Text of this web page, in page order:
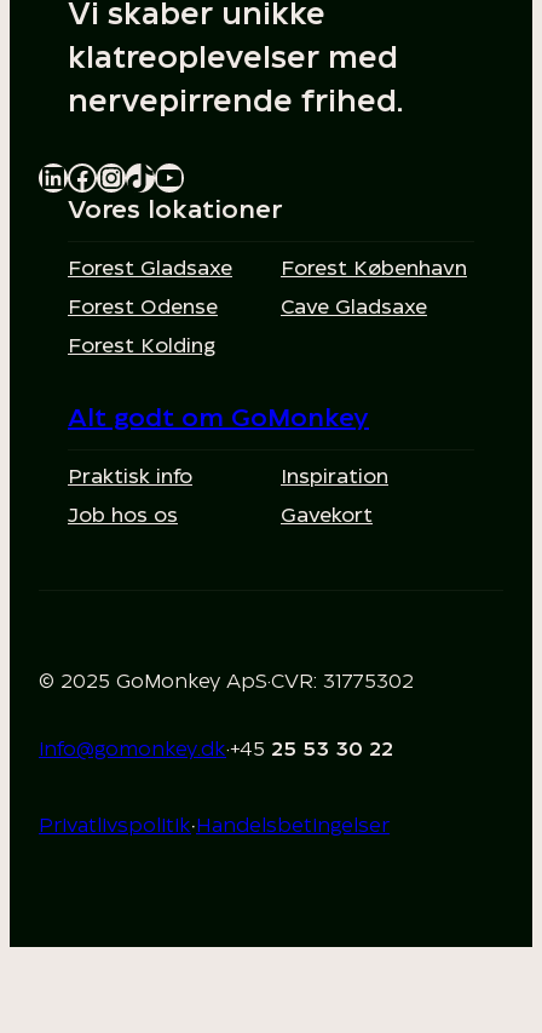
Vi skaber unikke
klatreoplevelser med
nervepirrende frihed.
LinkedIn Facebook InstagramTikTok YouTube
Vores lokationer
Forest Gladsaxe Forest København
Forest Odense Cave Gladsaxe
Forest Kolding
Alt godt om GoMonkey
Praktisk info Inspiration
Job hos os Gavekort
© 2025 GoMonkey ApS·CVR: 31775302
info@gomonkey.dk·+45 25 53 30 22
Privatlivspolitik· Handelsbetingelser